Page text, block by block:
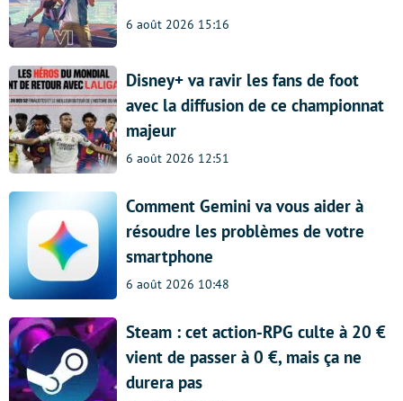
6 août 2026 15:16
Disney+ va ravir les fans de foot
avec la diffusion de ce championnat
majeur
6 août 2026 12:51
Comment Gemini va vous aider à
résoudre les problèmes de votre
smartphone
6 août 2026 10:48
Steam : cet action-RPG culte à 20 €
vient de passer à 0 €, mais ça ne
durera pas